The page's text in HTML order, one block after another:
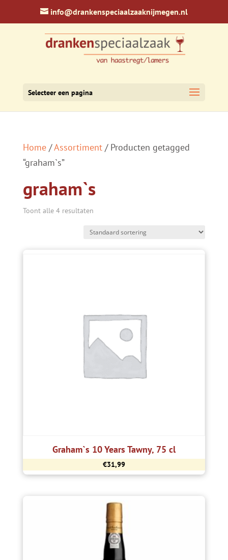
info@drankenspeciaalzaaknijmegen.nl
Selecteer een pagina
Home/Assortiment/ Producten getagged
“graham`s”
graham`s
Toont alle 4 resultaten
Graham`s 10 Years Tawny, 75 cl
€31,99